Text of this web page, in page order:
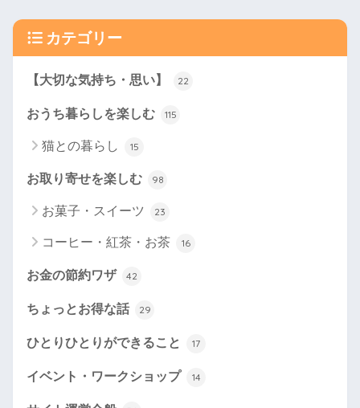
カテゴリー
【大切な気持ち・思い】 22
おうち暮らしを楽しむ 115
猫との暮らし 15
お取り寄せを楽しむ 98
お菓子・スイーツ 23
コーヒー・紅茶・お茶 16
お金の節約ワザ 42
ちょっとお得な話 29
ひとりひとりができること 17
イベント・ワークショップ 14